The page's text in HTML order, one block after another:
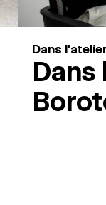
Dans
Dans